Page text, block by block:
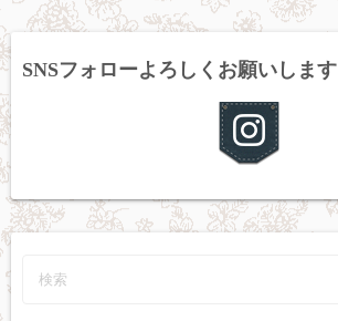
SNSフォローよろしくお願いします